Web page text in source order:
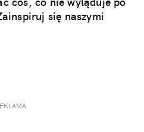
się naszymi